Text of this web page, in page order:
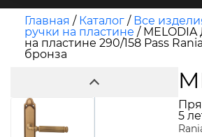
Главная / Каталог / Все
ручки на пластине /
на пластине 290/158 Pass
бронза
5